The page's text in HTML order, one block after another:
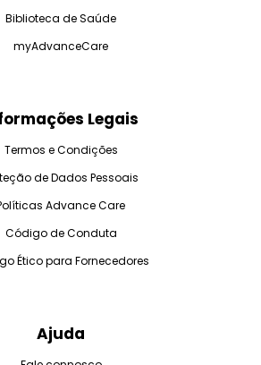
Biblioteca de Saúde
myAdvanceCare
Legais
Termos e Condições
de Dados Pessoais
Advance Care
Código de Conduta
Ético para Fornecedores
Ajuda